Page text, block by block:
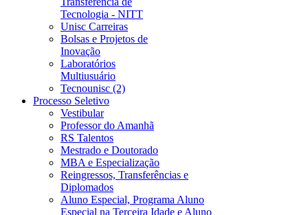
Tecnologia - NITT
Unisc Carreiras
Bolsas e Projetos de
Inovação
Laboratórios
Multiusuário
Tecnounisc (2)
Processo Seletivo
Vestibular
Professor do Amanhã
RS Talentos
Mestrado e Doutorado
MBA e Especialização
Reingressos, Transferências e
Diplomados
Aluno Especial, Programa Aluno
Especial na Terceira Idade e Aluno